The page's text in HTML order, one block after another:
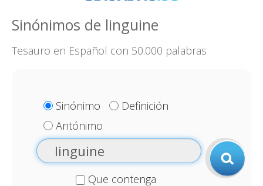
Sinónimos de linguine
Tesauro en Español con 50.000 palabras
Sinónimo
Definición
Antónimo
Que contenga